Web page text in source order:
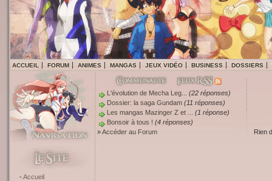
ACCUEIL FORUM ANIMES MANGAS JEUX VIDÉO BUSINESS DOSSIERS
L'évolution de Mecha Leg...
(22 réponses)
Dossier: la saga Gundam (11 réponses)
Les mangas Mazinger Z et ...
(1 réponse)
Bonsoir à tous ! (4 réponses)
»Accéder au Forum Rien
Accueil